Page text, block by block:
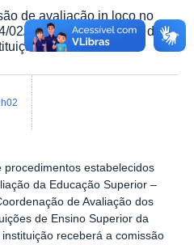
de avaliação in loco no
02/2016 para avaliação do
procedimentos estabelecidos
da Educação Superior –
de Avaliação dos
de Ensino Superior da
receberá a comissão